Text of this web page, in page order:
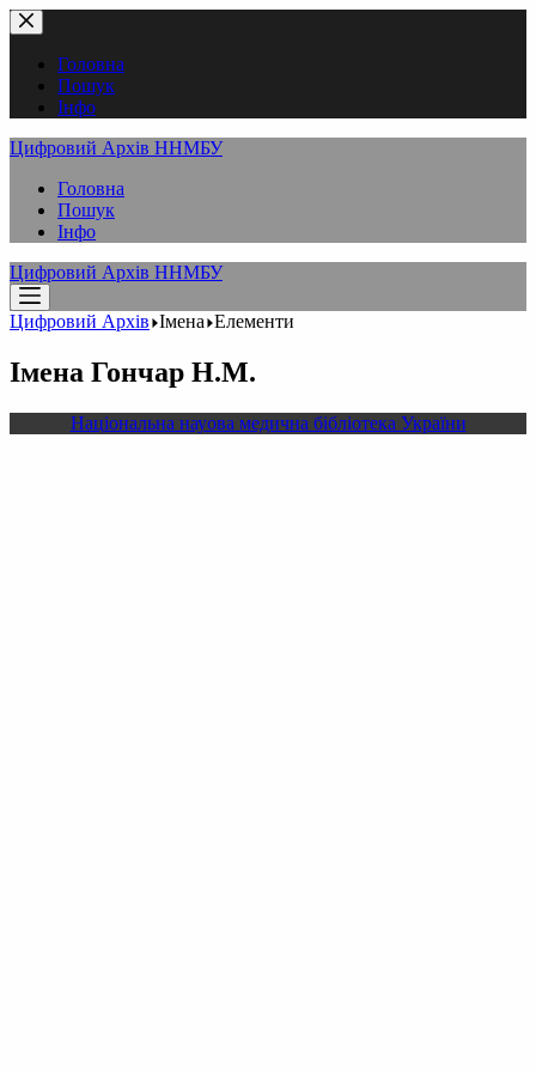
Перейти
до
вмістуГоловна
Пошук
Інфо
Цифровий Архів ННМБУ
Головна
Пошук
Інфо
Цифровий Архів ННМБУ
Цифровий Архів Імена Елементи
Імена Гончар Н.М.
Національна науова медична бібліотека України